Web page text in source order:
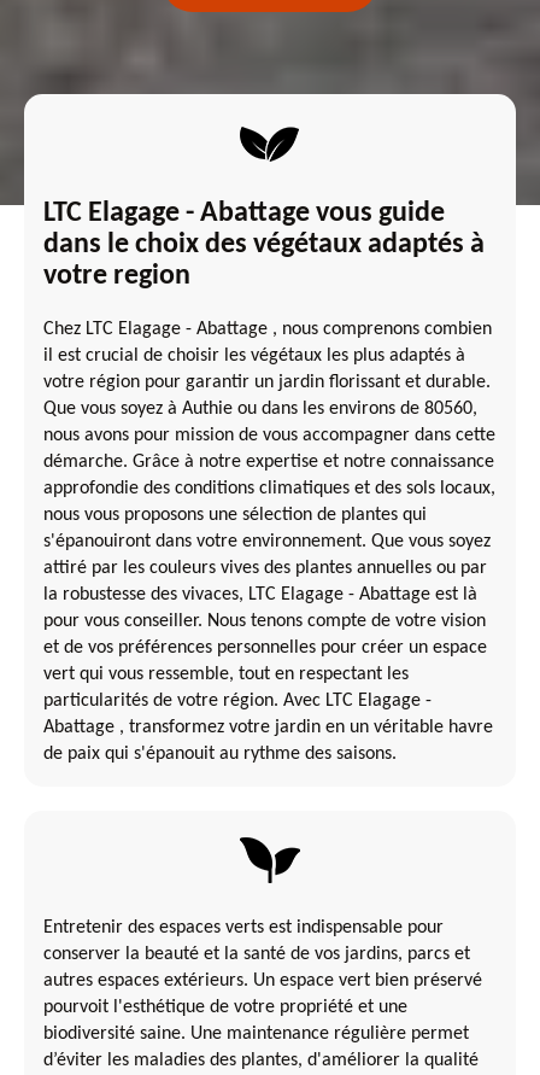
LTC Elagage - Abattage vous guide
dans le choix des végétaux adaptés à
votre region
Chez LTC Elagage - Abattage , nous comprenons combien
il est crucial de choisir les végétaux les plus adaptés à
votre région pour garantir un jardin florissant et durable.
Que vous soyez à Authie ou dans les environs de 80560,
nous avons pour mission de vous accompagner dans cette
démarche. Grâce à notre expertise et notre connaissance
approfondie des conditions climatiques et des sols locaux,
nous vous proposons une sélection de plantes qui
s'épanouiront dans votre environnement. Que vous soyez
attiré par les couleurs vives des plantes annuelles ou par
la robustesse des vivaces, LTC Elagage - Abattage est là
pour vous conseiller. Nous tenons compte de votre vision
et de vos préférences personnelles pour créer un espace
vert qui vous ressemble, tout en respectant les
particularités de votre région. Avec LTC Elagage -
Abattage , transformez votre jardin en un véritable havre
de paix qui s'épanouit au rythme des saisons.
Entretenir des espaces verts est indispensable pour
conserver la beauté et la santé de vos jardins, parcs et
autres espaces extérieurs. Un espace vert bien préservé
pourvoit l'esthétique de votre propriété et une
biodiversité saine. Une maintenance régulière permet
d’éviter les maladies des plantes, d'améliorer la qualité